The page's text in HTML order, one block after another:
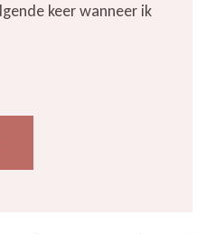
keer wanneer ik